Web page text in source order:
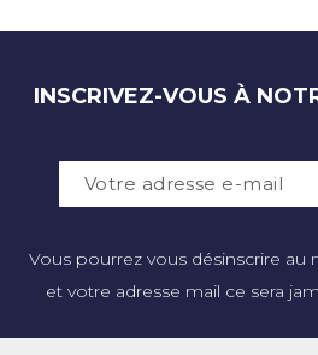
INSCRIVEZ-VOUS À
Vous pourrez vous désinscrire
et votre adresse mail ce sera